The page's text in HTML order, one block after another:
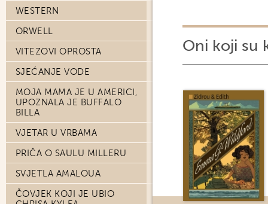
WESTERN
ORWELL
VITEZOVI OPROSTA
SJEĆANJE VODE
MOJA MAMA JE U AMERICI,
UPOZNALA JE BUFFALO
BILLA
VJETAR U VRBAMA
PRIČA O SAULU MILLERU
SVJETLA AMALOUA
ČOVJEK KOJI JE UBIO
Oni koji su